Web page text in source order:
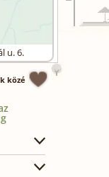
u. 6.
közé